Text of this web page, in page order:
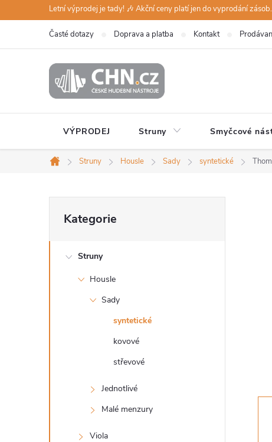
na
Letní výprodej je tady! 🎶 Akční ceny platí jen do vyprodání
Časté dotazy Doprava a platba Kontakt
VÝPRODEJ Struny Smyčcové
Domů
Struny Housle Sady syntetické
o
kategorie
Kategorie
Struny
Housle
Sady
syntetické
kovové
střevové
Jednotlivé
Malé menzury
Viola